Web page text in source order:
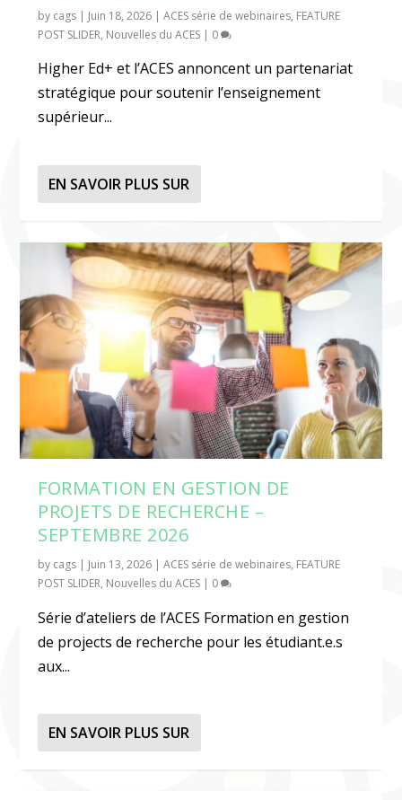
by cags | Juin 18, 2026 |ACES série de webinaires, FEATURE
POST SLIDER, Nouvelles du ACES | 0
Higher Ed+ et l’ACES annoncent un partenariat
stratégique pour soutenir l’enseignement
supérieur...
EN SAVOIR PLUS SUR
FORMATION EN GESTION DE
PROJETS DE RECHERCHE –
SEPTEMBRE 2026
by cags | Juin 13, 2026 |ACES série de webinaires, FEATURE
POST SLIDER, Nouvelles du ACES | 0
Série d’ateliers de l’ACES Formation en gestion
de projects de recherche pour les étudiant.e.s
aux...
EN SAVOIR PLUS SUR